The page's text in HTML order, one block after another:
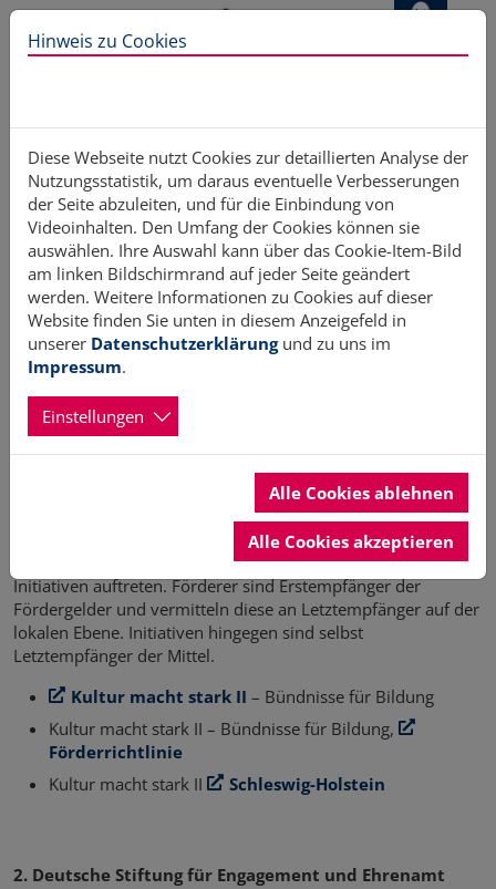
Direkt zur Hauptnavigation springen
Direkt zum Inhalt springen
HomeUnterstützung
Förderungen und Crowdfunding
Bundesweite
Fördermöglichkeiten
1. Förderprogramm Kultur macht stark II
Bundesministeriums für Bildung und Forschung, das
außerschulische Maßnahmen der kulturellen Bildung für
bildungsbenachteiligte Kinder und Jugendliche fördert. Dazu
wurden Partnerschaften mit Verbänden, Vereinen und
anderen Organisationen geschlossen, die als Förderer oder
Initiativen auftreten. Förderer sind Erstempfänger der
Fördergelder und vermitteln diese an Letztempfänger auf der
lokalen Ebene. Initiativen hingegen sind selbst
Letztempfänger der Mittel.
Kultur macht stark II – Bündnisse für Bildung
Kultur macht stark II – Bündnisse für Bildung,
Förderrichtlinie
Kultur macht stark II
Schleswig-Holstein
2. Deutsche Stiftung für Engagement und Ehrenamt
Hinweis zu Cookies
Diese Webseite nutzt Cookies zur detaillierten Analyse der
Nutzungsstatistik, um daraus eventuelle Verbesserungen
der Seite abzuleiten, und für die Einbindung von
Videoinhalten. Den Umfang der Cookies können sie
auswählen. Ihre Auswahl kann über das Cookie-Item-Bild
am linken Bildschirmrand auf jeder Seite geändert
werden. Weitere Informationen zu Cookies auf dieser
Website finden Sie unten in diesem Anzeigefeld in
unserer Datenschutzerklärungund zu uns im
Impressum.
Einstellungen
Alle Cookies ablehnen
Alle Cookies akzeptieren